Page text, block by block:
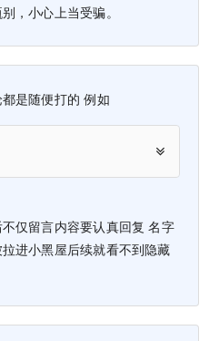
，小心上当受骗。
是随便打的 例如
仅留言内容要认真回复 名字
进小黑屋后续就看不到隐藏